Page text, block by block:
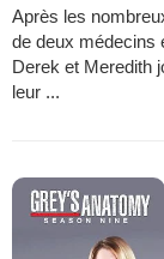
Après les
de deux médecins
Derek et Meredith
leur ...